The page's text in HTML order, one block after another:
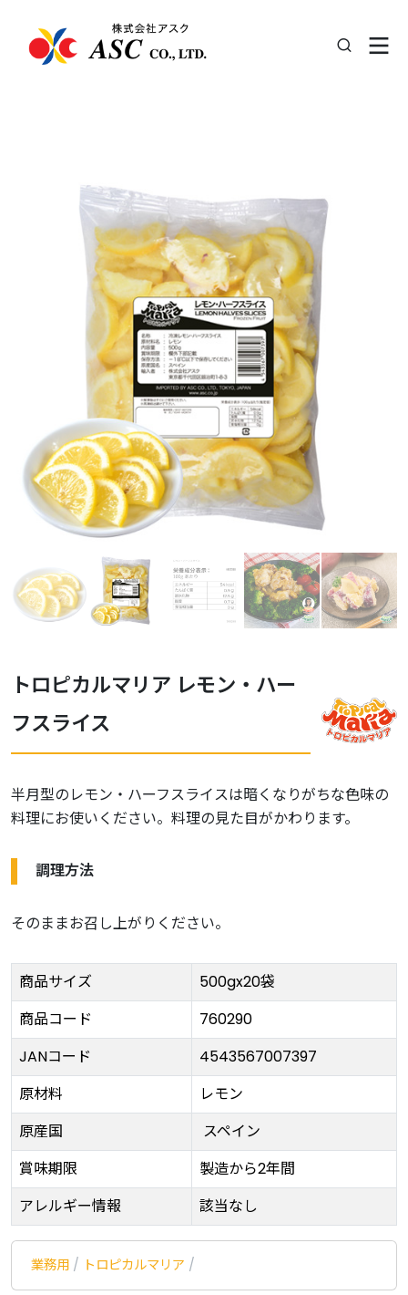
トロピカルマリア レモン・ハー
フスライス
半月型のレモン・ハーフスライスは暗くなりがちな色味の
料理にお使いください。料理の見た目がかわります。
調理方法
そのままお召し上がりください。
商品サイズ
500gx20袋
商品コード
760290
JANコード
4543567007397
原材料
レモン
原産国
スペイン
賞味期限
製造から2年間
アレルギー情報
該当なし
業務用 / トロピカルマリア /